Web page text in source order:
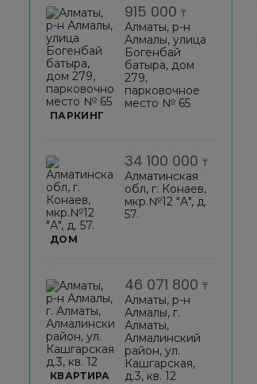
ПАРКИНГ
915 000 ₸
Алматы, р-н
Алмалы, улица
Богенбай
батыра, дом
279,
парковочное
место № 65
ДОМ
34 100 000 ₸
Алматинская
обл, г. Конаев,
мкр.№12 "А", д.
57.
КВАРТИРА
46 071 800 ₸
Алматы, р-н
Алмалы, г.
Алматы,
Алмалинский
район, ул.
Кашгарская,
д.3, кв. 12